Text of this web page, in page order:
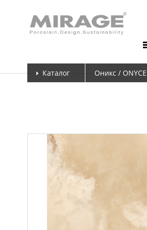
Каталог Оникс / ONYCE